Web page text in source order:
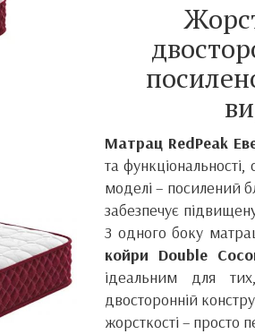
Матрац RedPeak
та
моделі – посилений
забезпечує
З одного боку
койри Double
ідеальним для
двосторонній
жорсткості – просто